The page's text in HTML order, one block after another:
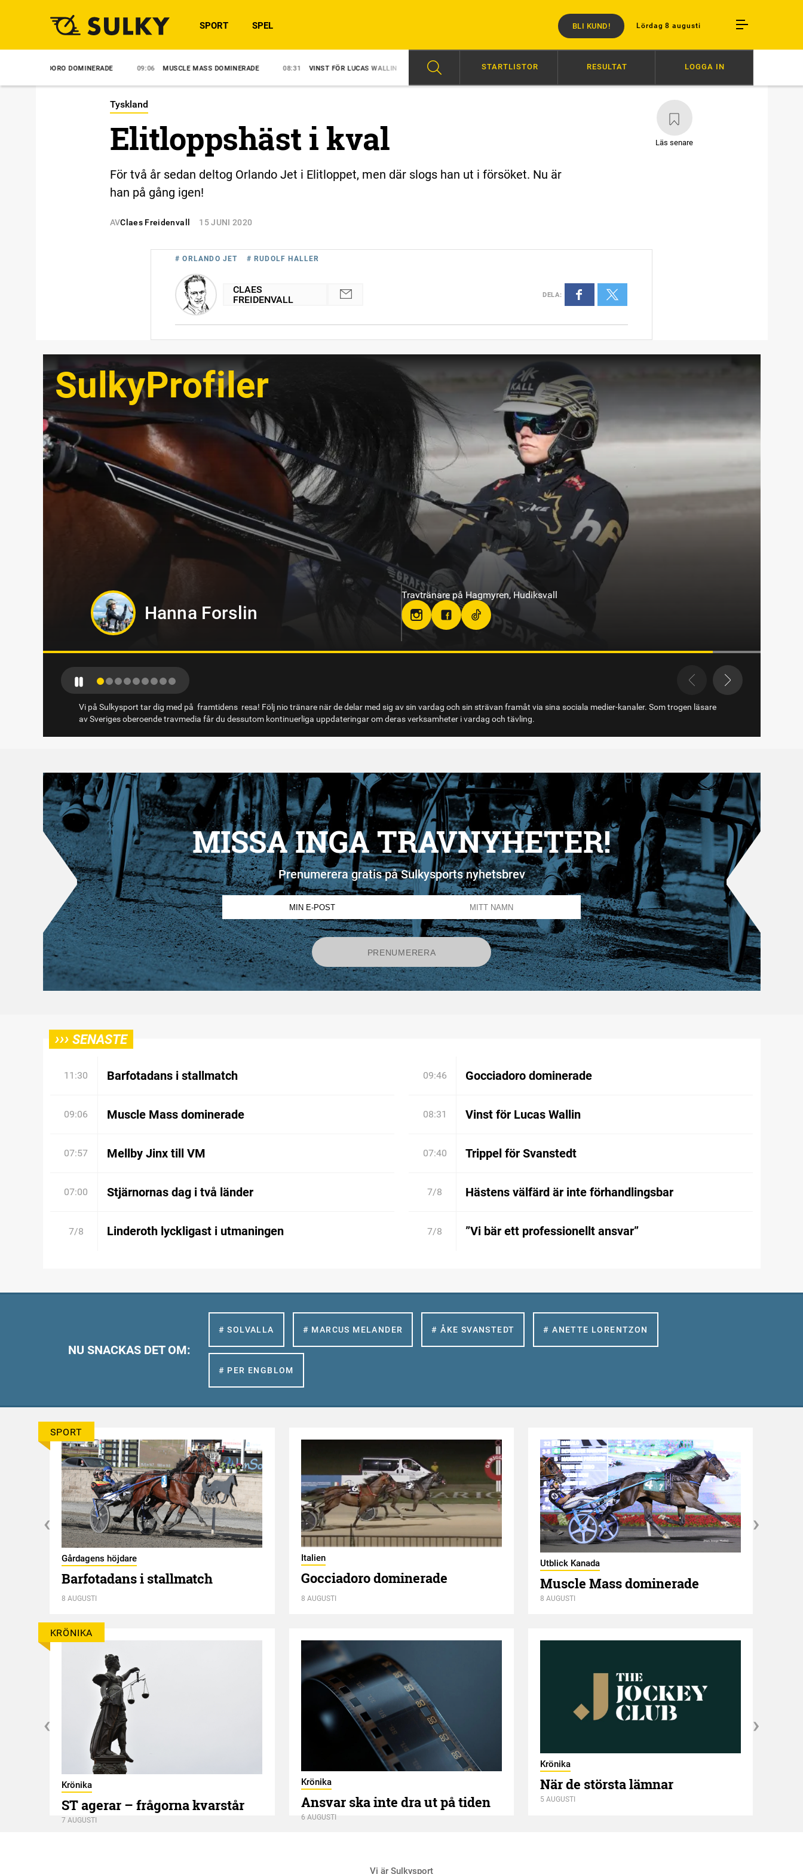
Lördag 8 augusti
SPORT SPEL BLI KUND!
DOMINERADE 09:06 MUSCLE MASS DOMINERADE 08:31 VINST FÖR LUCAS WALLIN 07:57 MELLBY JINX TILL VM 11:30 BARFOTADANS I STALLMATCH GOCCIADORO DOMINERADE
STARTLISTOR RESULTAT LOGGA IN
Tyskland
Läs senare
Elitloppshäst i kval
För två år sedan deltog Orlando Jet i Elitloppet, men där slogs han ut i försöket. Nu är
han på gång igen!
AVClaes Freidenvall 15 JUNI 2020
# ORLANDO JET # RUDOLF HALLER
CLAES
FREIDENVALL
DELA:
SulkyProfiler
Sandra Eriksson
Travtränare på Bodentravet
stallsandraeriksson
Vi på Sulkysport tar dig med på framtidens resa! Följ nio tränare när de delar med sig av sin vardag och sin strävan framåt via sina sociala medier-kanaler. Som trogen läsare
av Sveriges oberoende travmedia får du dessutom kontinuerliga uppdateringar om deras verksamheter i vardag och tävling.
MISSA INGA TRAVNYHETER!
Prenumerera gratis på Sulkysports nyhetsbrev
››› SENASTE
11:30 Barfotadans i stallmatch 09:46 Gocciadoro dominerade
09:06 Muscle Mass dominerade 08:31 Vinst för Lucas Wallin
07:57 Mellby Jinx till VM 07:40 Trippel för Svanstedt
07:00 Stjärnornas dag i två länder 7/8 Hästens välfärd är inte förhandlingsbar
7/8 Linderoth lyckligast i utmaningen 7/8 ”Vi bär ett professionellt ansvar”
NU SNACKAS DET OM:
# SOLVALLA # MARCUS MELANDER # ÅKE SVANSTEDT # ANETTE LORENTZON
# PER ENGBLOM
SPORT
Gårdagens höjdare
Barfotadans i stallmatch
8 AUGUSTI
Italien
Gocciadoro dominerade
8 AUGUSTI
Utblick Kanada
Muscle Mass dominerade
8 AUGUSTI
KRÖNIKA
Krönika
ST agerar – frågorna kvarstår
7 AUGUSTI
Krönika
Ansvar ska inte dra ut på tiden
6 AUGUSTI
Krönika
När de största lämnar
5 AUGUSTI
Vi är Sulkysport